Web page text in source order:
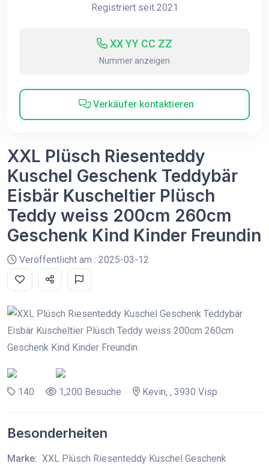
Registriert seit 2021
XX YY CC ZZ
Nummer anzeigen
Verkäufer kontaktieren
XXL Plüsch Riesenteddy
Kuschel Geschenk Teddybär
Eisbär Kuscheltier Plüsch
Teddy weiss 200cm 260cm
Geschenk Kind Kinder Freundin
Veröffentlicht am : 2025-03-12
140 1,200 Besuche Kevin, , 3930 Visp
Besonderheiten
Marke: XXL Plüsch Riesenteddy Kuschel Geschenk